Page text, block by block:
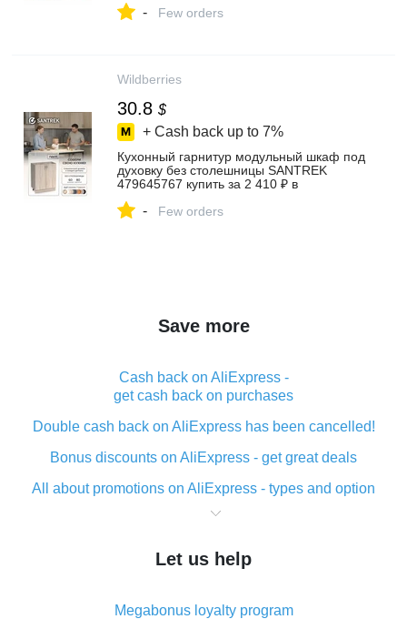
- Few orders
Wildberries
30.8 $
+ Cash back up to 7%
Кухонный гарнитур модульный шкаф под
духовку без столешницы SANTREK
479645767 купить за 2 410 ₽ в
- Few orders
Save more
Cash back on AliExpress -
get cash back on purchases
Double cash back on AliExpress has been cancelled!
Bonus discounts on AliExpress - get great deals
All about promotions on AliExpress - types and option
What is cash back when making purchases on
The best place to download cash back for AliExpress
Let us help
Megabonus loyalty program